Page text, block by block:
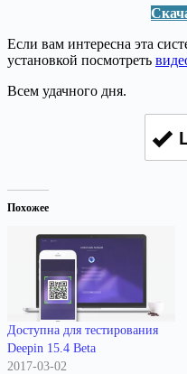
Если вам интересна эта
установкой посмотреть
Всем удачного дня.
Похожее
Доступна для тестирования
Deepin 15.4 Beta
2017-03-02